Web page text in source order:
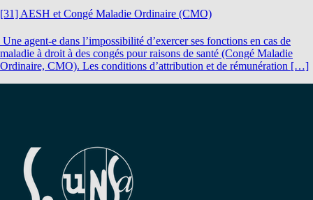
[31] AESH et Congé Maladie Ordinaire (CMO)
Une agent-e dans l’impossibilité d’exercer ses fonctions en cas de
maladie à droit à des congés pour raisons de santé (Congé Maladie
Ordinaire, CMO). Les conditions d’attribution et de rémunération […]